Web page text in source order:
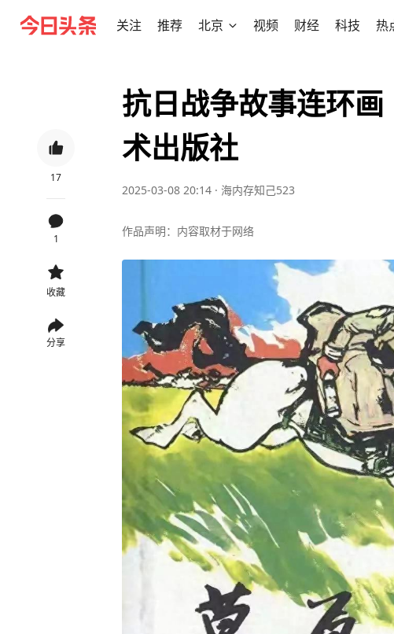
关注 推荐 北京 视频 财经 科技 热
17
1
收藏
分享
抗日战争故事连环
术出版社
2025-03-08 20:14 · 海内存知己523
作品声明：内容取材于网络